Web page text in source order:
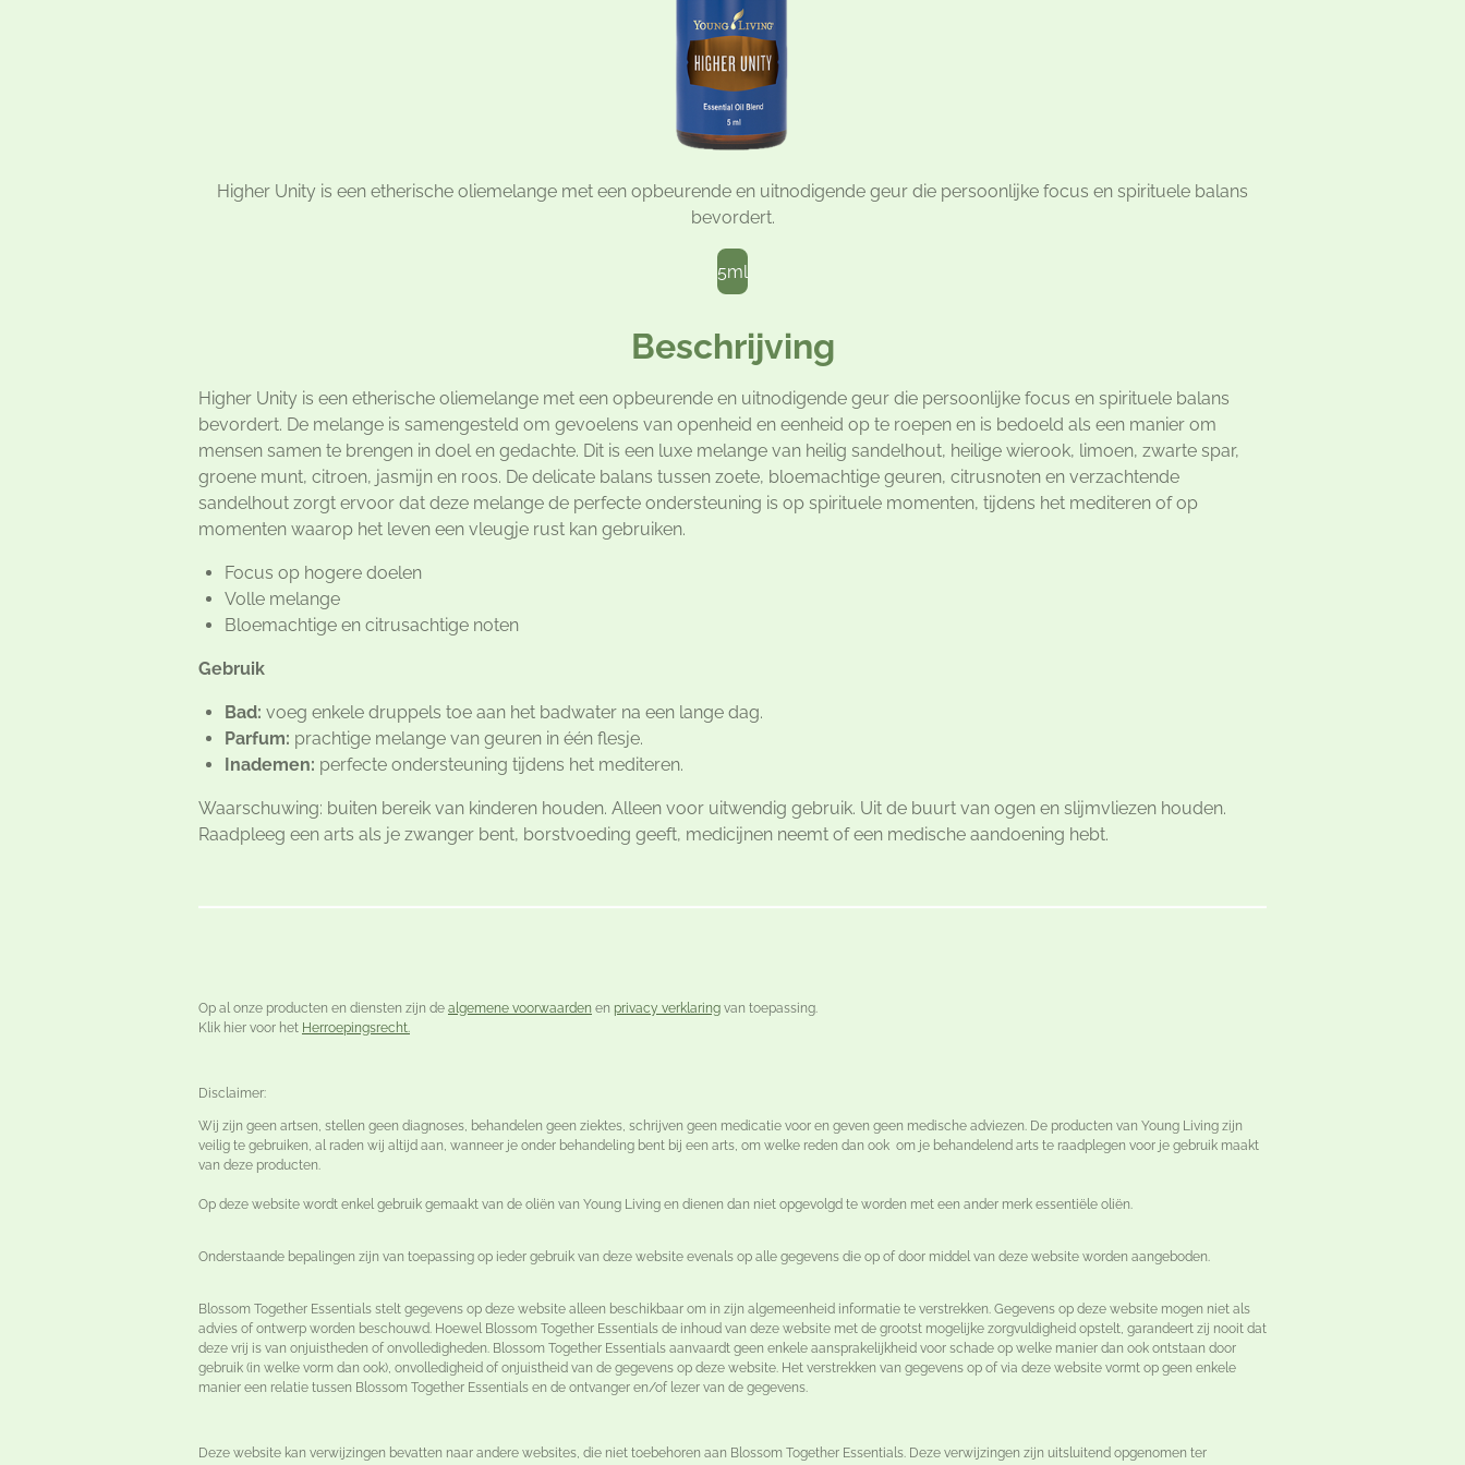
Higher Unity is een etherische oliemelange met een opbeurende en uitnodigende geur die persoonlijke focus en spirituele balans
bevordert.
5ml
Beschrijving
Higher Unity is een etherische oliemelange met een opbeurende en uitnodigende geur die persoonlijke focus en spirituele balans
bevordert. De melange is samengesteld om gevoelens van openheid en eenheid op te roepen en is bedoeld als een manier om
mensen samen te brengen in doel en gedachte. Dit is een luxe melange van heilig sandelhout, heilige wierook, limoen, zwarte spar,
groene munt, citroen, jasmijn en roos. De delicate balans tussen zoete, bloemachtige geuren, citrusnoten en verzachtende
sandelhout zorgt ervoor dat deze melange de perfecte ondersteuning is op spirituele momenten, tijdens het mediteren of op
momenten waarop het leven een vleugje rust kan gebruiken.
Focus op hogere doelen
Volle melange
Bloemachtige en citrusachtige noten
Gebruik
Bad: voeg enkele druppels toe aan het badwater na een lange dag.
Parfum: prachtige melange van geuren in één flesje.
Inademen: perfecte ondersteuning tijdens het mediteren.
Waarschuwing: buiten bereik van kinderen houden. Alleen voor uitwendig gebruik. Uit de buurt van ogen en slijmvliezen houden.
Raadpleeg een arts als je zwanger bent, borstvoeding geeft, medicijnen neemt of een medische aandoening hebt.
Op al onze producten en diensten zijn de algemene voorwaarden en privacy verklaring van toepassing.
Klik hier voor het Herroepingsrecht.
Disclaimer:
Wij zijn geen artsen, stellen geen diagnoses, behandelen geen ziektes, schrijven geen medicatie voor en geven geen medische adviezen. De producten van Young Living zijn
veilig te gebruiken, al raden wij altijd aan, wanneer je onder behandeling bent bij een arts, om welke reden dan ook om je behandelend arts te raadplegen voor je gebruik maakt
van deze producten.
Op deze website wordt enkel gebruik gemaakt van de oliën van Young Living en dienen dan niet opgevolgd te worden met een ander merk essentiële oliën.
Onderstaande bepalingen zijn van toepassing op ieder gebruik van deze website evenals op alle gegevens die op of door middel van deze website worden aangeboden.
Blossom Together Essentials stelt gegevens op deze website alleen beschikbaar om in zijn algemeenheid informatie te verstrekken. Gegevens op deze website mogen niet als
advies of ontwerp worden beschouwd. Hoewel Blossom Together Essentials de inhoud van deze website met de grootst mogelijke zorgvuldigheid opstelt, garandeert zij nooit dat
deze vrij is van onjuistheden of onvolledigheden. Blossom Together Essentials aanvaardt geen enkele aansprakelijkheid voor schade op welke manier dan ook ontstaan door
gebruik (in welke vorm dan ook), onvolledigheid of onjuistheid van de gegevens op deze website. Het verstrekken van gegevens op of via deze website vormt op geen enkele
manier een relatie tussen Blossom Together Essentials en de ontvanger en/of lezer van de gegevens.
Deze website kan verwijzingen bevatten naar andere websites, die niet toebehoren aan Blossom Together Essentials. Deze verwijzingen zijn uitsluitend opgenomen ter